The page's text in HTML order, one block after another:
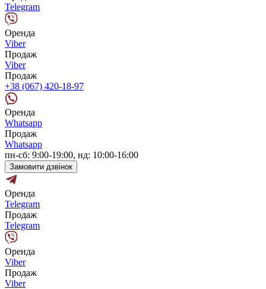
Telegram
Оренда
Viber
Продаж
Viber
Продаж
+38 (067) 420-18-97
Оренда
Whatsapp
Продаж
Whatsapp
пн-сб: 9:00-19:00, нд: 10:00-16:00
Замовити дзвінок
Оренда
Telegram
Продаж
Telegram
Оренда
Viber
Продаж
Viber